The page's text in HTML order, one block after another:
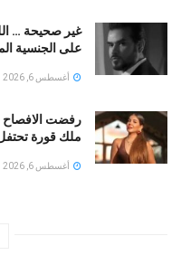
غير صحيحة …
على الجنسية
أغسطس 6, 2026
رفضت الافصاح
ملك قورة
أغسطس 6, 2026